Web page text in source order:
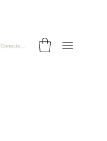
Conectează-te